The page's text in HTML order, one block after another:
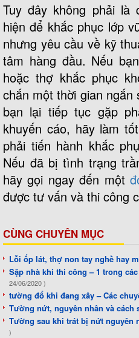
Tuy đây không phải
hiện để khắc phục lớp
nhưng yêu cầu về kỹ
tâm hàng đầu. Nếu
hoặc thợ khắc phục
chắn một thời gian
bạn lại tiếp tục gặp
khuyến cáo, hãy làm
phải tiến hành khắc
Nếu đã bị tình trạng
hãy gọi ngay đến một
được tư vấn và thi công
CÙNG CHUYÊN MỤC
Lỗi ốp lát, thợ non tay nghề hay
Sập nhà khi thi công – 1 trong
24/06/2020 )
tường đổ khi đang xây – Các
Tường nứt, nguyên nhân và
Tường sau khi trát bị nứt nguyên
)